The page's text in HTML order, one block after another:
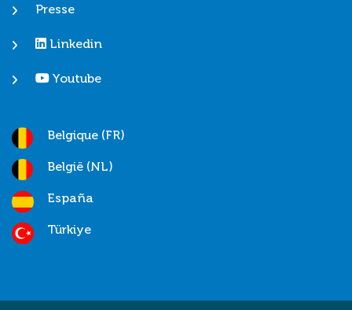
Presse
Linkedin
Youtube
Belgique (FR)
België (NL)
España
Türkiye